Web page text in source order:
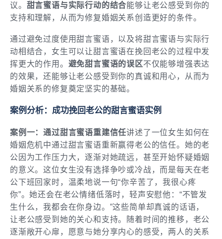
议。 甜言蜜语与实际行动的结合能够让老公感受到你的
支持和理解，从而为修复婚姻关系创造更好的条件。
通过避免过度使用甜言蜜语，以及将甜言蜜语与实际行
动相结合，女生可以让甜言蜜语在挽回老公的过程中发
挥更大的作用。 避免甜言蜜语的误区不仅能够增强表达
的效果，还能够让老公感受到你的真诚和用心，从而为
婚姻关系的修复奠定坚实的基础。
案例分析：成功挽回老公的甜言蜜语实例
案例一：通过甜言蜜语重建信任讲述了一位女生如何在
婚姻危机中通过甜言蜜语重新赢得老公的信任。她的老
公因为工作压力大，逐渐对她疏远，甚至开始怀疑婚姻
的意义。这位女生没有选择争吵或冷战，而是每天在老
公下班回家时，温柔地说一句“你辛苦了，我很心疼
你”。她还会在老公情绪低落时，轻声安慰他：“不管发
生什么，我都会在你身边。”这些简单却真诚的话语，
让老公感受到她的关心和支持。随着时间的推移，老公
逐渐敞开心扉，愿意与她分享内心的感受，两人的关系